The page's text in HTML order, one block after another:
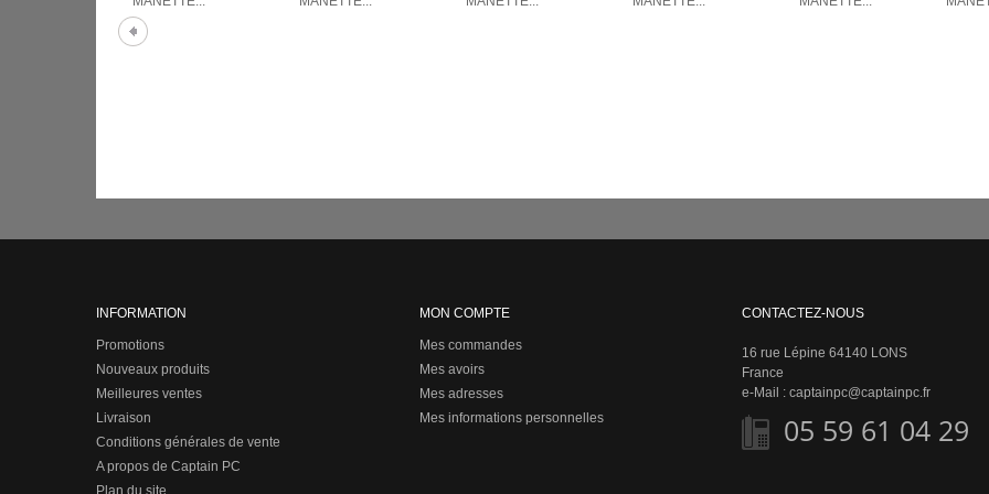
INFORMATION
Promotions
Nouveaux produits
Meilleures ventes
Livraison
Conditions générales de vente
A propos de Captain PC
Plan du site
MON COMPTE
Mes commandes
Mes avoirs
Mes adresses
Mes informations personnelles
CONTACTEZ-NOUS
16 rue Lépine 64140 LONS
France
e-Mail : captainpc@captainpc.fr
05 59 61 04 29